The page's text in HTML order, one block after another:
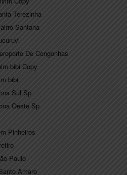
Terezinha
Santana
De Congonhas
bibi Copy
bibi
Sul Sp
Oeste Sp
Pinheiros
Paulo
Amaro